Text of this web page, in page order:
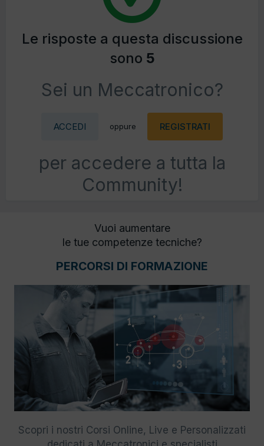
Le risposte a questa discussione
sono 5
Sei un Meccatronico?
ACCEDI oppure REGISTRATI
per accedere a tutta la
Community!
Vuoi aumentare
le tue competenze tecniche?
PERCORSI DI FORMAZIONE
Scopri i nostri Corsi Online, Live e Personalizzati